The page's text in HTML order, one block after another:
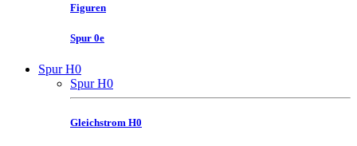
Figuren
Spur 0e
Spur H0
Spur H0
Gleichstrom H0